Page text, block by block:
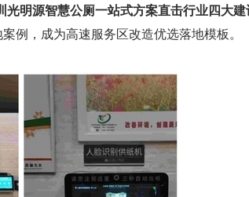
光明源智慧公厕一站式方案直击行业四大
例，成为高速服务区改造优选落地模板。